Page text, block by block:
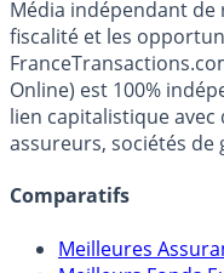
Premier guide épargne
Média indépendant
fiscalité et les
Online) est 100%
assureurs, sociétés de
Comparatifs